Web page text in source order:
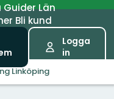
GuiderLän
Bli kund
Logga
in
Linköping